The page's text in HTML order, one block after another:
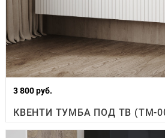
3 800 руб.
КВЕНТИ ТУМБА ПОД ТВ (ТМ-